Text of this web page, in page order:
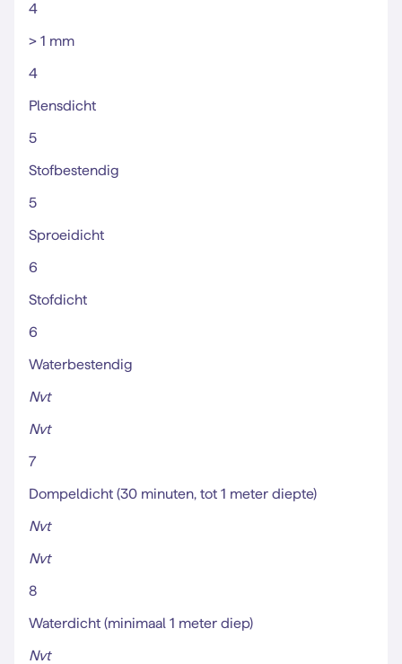
4
> 1 mm
4
Plensdicht
5
Stofbestendig
5
Sproeidicht
6
Stofdicht
6
Waterbestendig
Nvt
Nvt
7
Dompeldicht (30 minuten, tot 1 meter diepte)
Nvt
Nvt
8
Waterdicht (minimaal 1 meter diep)
Nvt